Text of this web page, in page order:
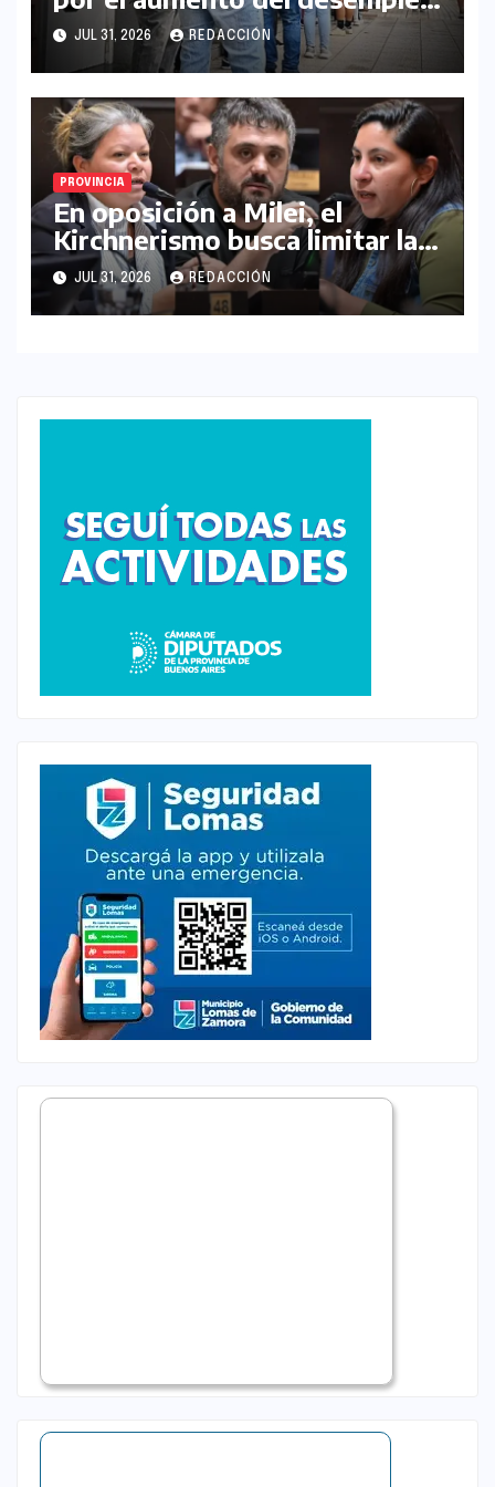
en la provincia
JUL 31, 2026 REDACCIÓN
PROVINCIA
En oposición a Milei, el
Kirchnerismo busca limitar la
compra de tierras en manos
extranjeras en PBA
JUL 31, 2026 REDACCIÓN